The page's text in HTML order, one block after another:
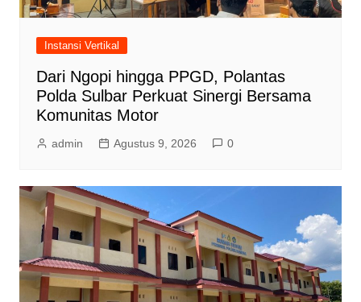
Instansi Vertikal
Dari Ngopi hingga PPGD, Polantas
Polda Sulbar Perkuat Sinergi Bersama
Komunitas Motor
admin Agustus 9, 2026 0